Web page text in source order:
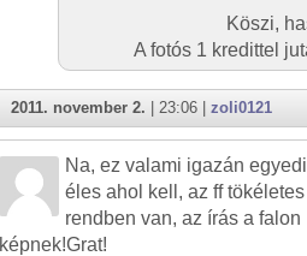
Köszi,
A fotós 1 kredittel
2011. november 2. | 23:06 | zoli0121
Na, ez valami igazán
éles ahol kell, az ff
rendben van, az írás a falon
képnek!Grat!